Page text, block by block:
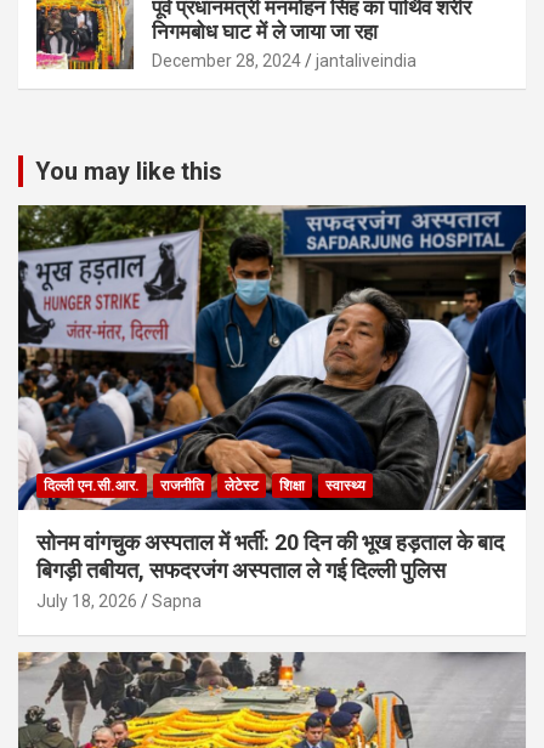
पूर्व प्रधानमंत्री मनमोहन सिंह का पार्थिव शरीर
निगमबोध घाट में ले जाया जा रहा
December 28, 2024 jantaliveindia
You may like this
दिल्ली एन.सी.आर. राजनीति लेटेस्ट शिक्षा स्वास्थ्य
सोनम वांगचुक अस्पताल में भर्ती: 20 दिन की भूख हड़ताल के बाद
बिगड़ी तबीयत, सफदरजंग अस्पताल ले गई दिल्ली पुलिस
July 18, 2026 Sapna